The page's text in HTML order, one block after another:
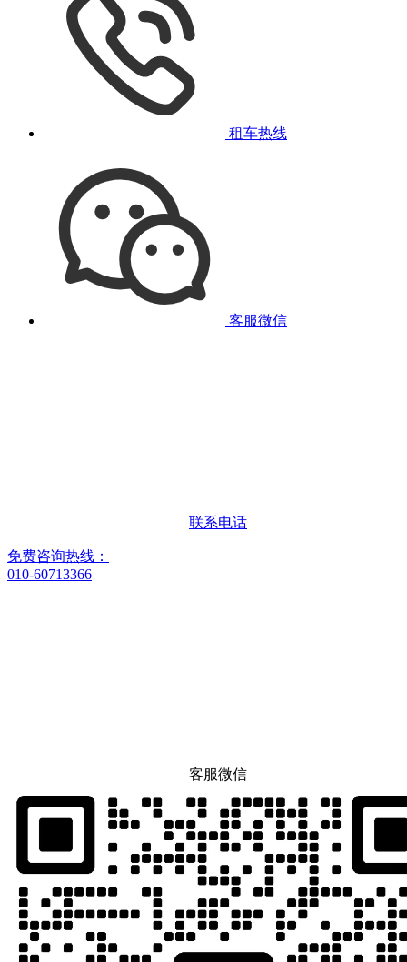
租车热线
客服微信
联系电话
免费咨询热线：
010-60713366
客服微信